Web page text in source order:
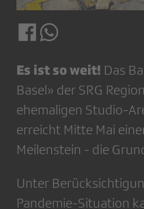
Es ist so weit! Das
Basel» der SRG
ehemaligen Studio-
erreicht Mitte Mai
Meilenstein - die
Unter
Pandemie-Situation